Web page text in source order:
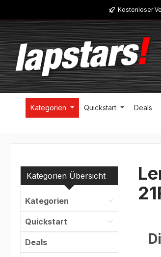
Zur Hauptnavigation springenKostenloser
Kategorien Quickstart Deals
Kategorien Übersicht
Kategorien
Quickstart
Deals